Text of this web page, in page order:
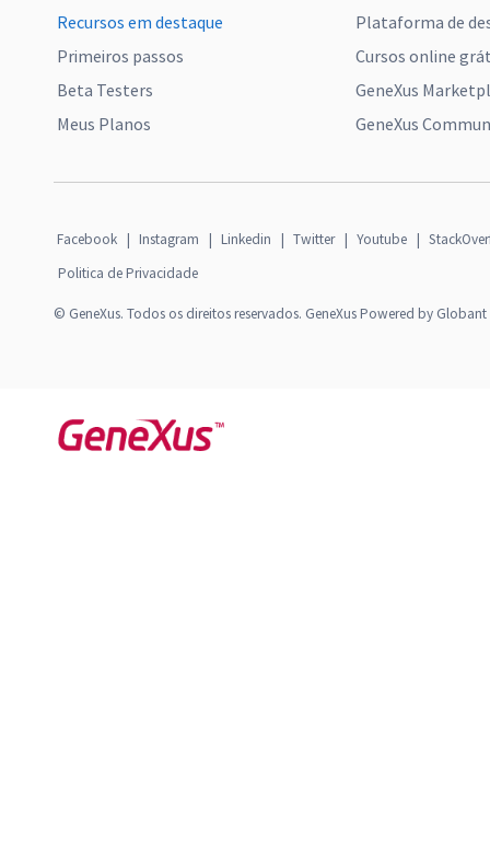
Recursos em destaque
Primeiros passos
Beta Testers
Meus Planos
Plataforma de
Cursos online
GeneXus
GeneXus
Facebook | Instagram | Linkedin | Twitter | Youtube |
Politica de Privacidade
© GeneXus. Todos os direitos reservados. GeneXus Powered by Globant